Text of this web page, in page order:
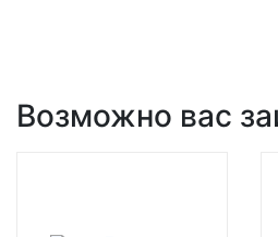
Возможно вас